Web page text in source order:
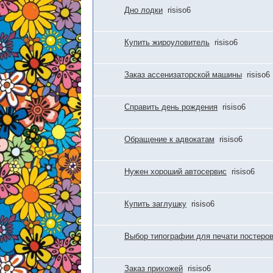
Дно лодки risiso6
Купить жироуловитель risiso6
Заказ ассенизаторской машины risiso6
Справить день рождения risiso6
Обращение к адвокатам risiso6
Нужен хороший автосервис risiso6
Купить заглушку risiso6
Выбор типографии для печати постеров
Заказ прихожей risiso6